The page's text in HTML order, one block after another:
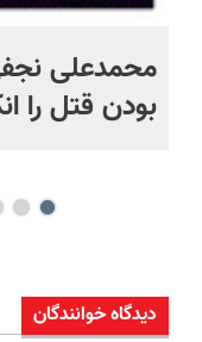
محمدعلی
بودن قتل را
دیدگاه خوانندگان